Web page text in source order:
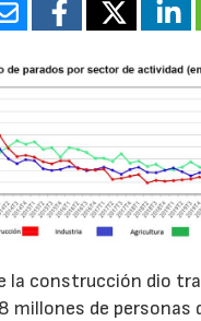
la construcción dio
millones de personas